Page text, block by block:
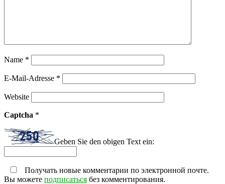
Name *
E-Mail-Adresse *
Website
Captcha *
Geben Sie den obigen Text ein:
Получать новые комментарии по электронной почте.
Вы можете подписаться без комментирования.